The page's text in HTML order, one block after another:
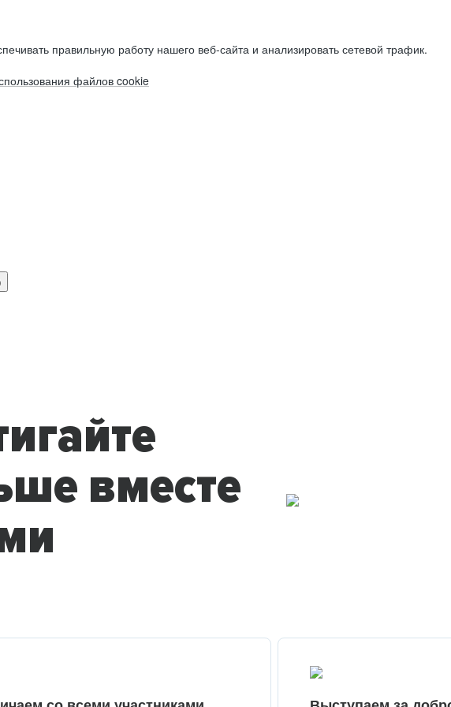
правильную работу нашего веб-сайта и анализировать сетевой трафик.
файлов cookie
вместе